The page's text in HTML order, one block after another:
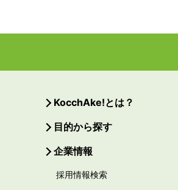
KocchAke!とは？
目的から探す
企業情報
採用情報検索